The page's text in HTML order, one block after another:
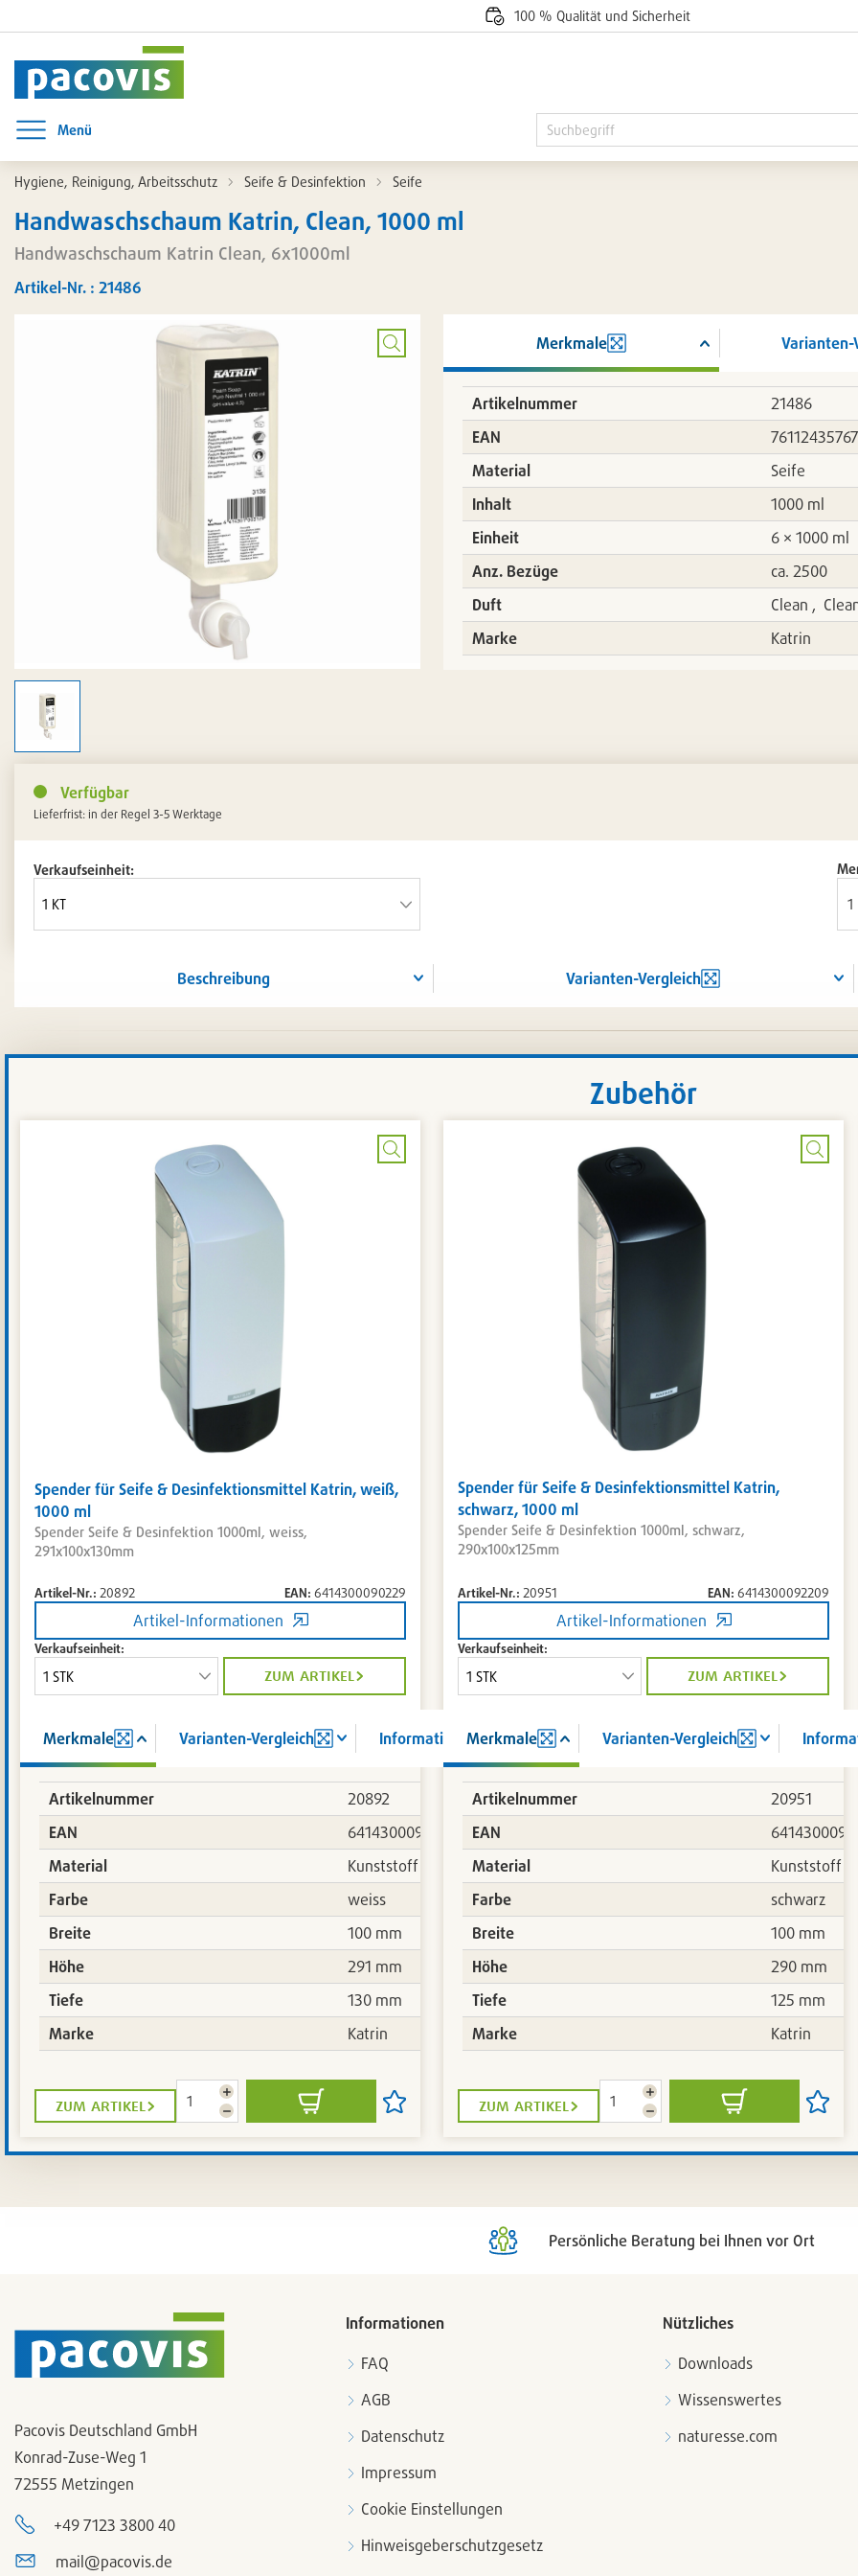
100 % Qualität und Sicherheit
Menü
Menü öffnen
Hygiene, Reinigung, Arbeitsschutz Seife & Desinfektion Seife
Handwaschschaum Katrin, Clean, 1000 ml
Handwaschschaum Katrin Clean, 6x1000ml
Artikel-Nr. : 21486
Bild
vergrößern
Merkmale Varianten-
Artikelnummer
21486
EAN
Material
Seife
Inhalt
1000 ml
Einheit
6 × 1000 ml
Anz. Bezüge
ca. 2500
Duft
Clean ,
Marke
Katrin
Verfügbar
Lieferfrist: in der Regel 3-5 Werktage
Verkaufseinheit:
Beschreibung Varianten-Vergleich
Zubehör
Bild
Spender für Seife & Desinfektionsmittel Katrin, weiß,
1000 ml
Spender Seife & Desinfektion 1000ml, weiss,
291x100x130mm
Artikel-Nr.: 20892 EAN: 6414300090229
Artikel-Informationen
Verkaufseinheit:
zum artikel
Merkmale Varianten-Vergleich Information
Artikelnummer
20892
EAN
6414300090229
Material
Kunststoff
Farbe
weiss
Breite
100 mm
Höhe
291 mm
Tiefe
130 mm
Marke
Katrin
zum artikel
Menge
Menge
erhöhen
In
den
Artikel
Artikelliste
Bild
Spender für Seife & Desinfektionsmittel Katrin,
schwarz, 1000 ml
Spender Seife & Desinfektion 1000ml, schwarz,
290x100x125mm
Artikel-Nr.: 20951 EAN: 6414300092209
Artikel-Informationen
Verkaufseinheit:
zum artikel
Merkmale Varianten-Vergleich
Artikelnummer
20951
EAN
Material
Kunststoff
Farbe
schwarz
Breite
100 mm
Höhe
290 mm
Tiefe
125 mm
Marke
Katrin
zum artikel
Menge
Menge
erhöhen
In
den
Artikel
Persönliche Beratung bei Ihnen vor Ort
Pacovis Deutschland GmbH
Konrad-Zuse-Weg 1
72555 Metzingen
+49 7123 3800 40
mail@pacovis.de
Informationen
FAQ
AGB
Datenschutz
Impressum
Cookie Einstellungen
Hinweisgeberschutzgesetz
Nützliches
Downloads
Wissenswertes
naturesse.com